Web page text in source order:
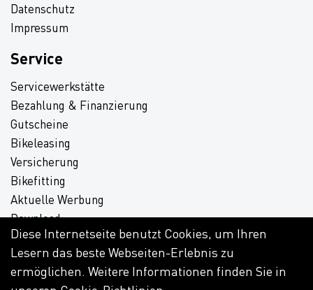
Datenschutz
Impressum
Service
Servicewerkstätte
Bezahlung & Finanzierung
Gutscheine
Bikeleasing
Versicherung
Bikefitting
Aktuelle Werbung
Download
Diese Internetseite benutzt Cookies, um Ihren
Lesern das beste Webseiten-Erlebnis zu
ermöglichen. Weitere Informationen finden Sie in